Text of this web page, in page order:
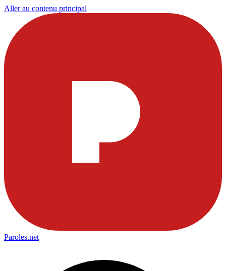
Aller au contenu principal
Paroles.net